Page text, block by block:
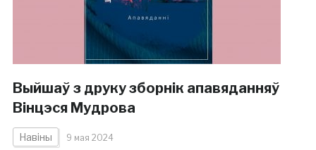
Выйшаў з друку зборнік апавяданняў
Вінцэся Мудрова
Навіны 9 мая 2024